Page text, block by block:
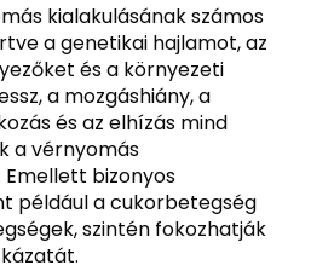
kialakulásának számos
a genetikai hajlamot, az
és a környezeti
a mozgáshiány, a
és az elhízás mind
a vérnyomás
bizonyos
például a cukorbetegség
szintén fokozhatják